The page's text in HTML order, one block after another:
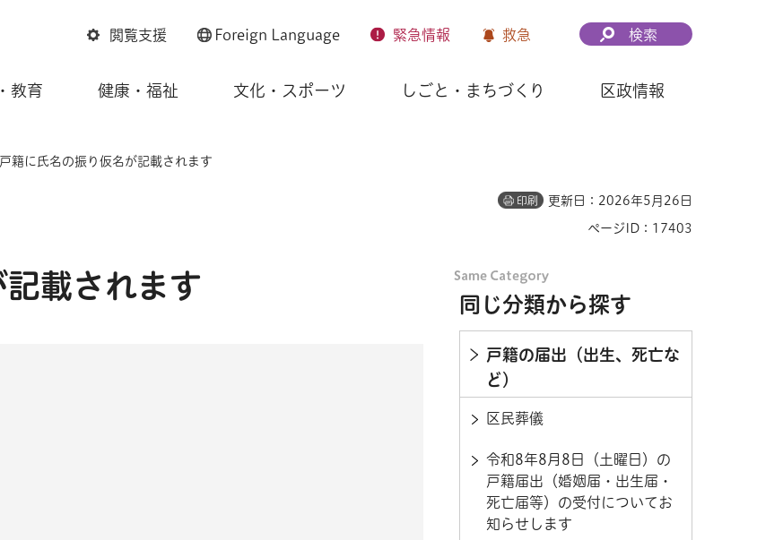
閲覧支援 Foreign Language 緊急情報 救急 検索
教育 健康・福祉 文化・スポーツ しごと・まちづくり 区政情報
籍に氏名の振り仮名が記載されます
印刷 更新日：2026年5月26日
ページID：17403
載されます
同じ分類から探す
戸籍の届出（出生、死亡な
ど）
区民葬儀
令和8年8月8日（土曜日）の
戸籍届出（婚姻届・出生届・
死亡届等）の受付についてお
知らせします